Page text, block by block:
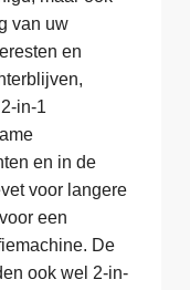
van uw
en
in-1
en in de
voor langere
een
De
ook wel 2-in-